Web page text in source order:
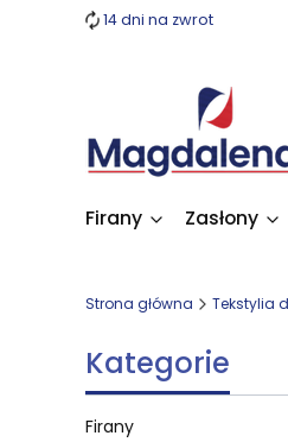
14 dni na zwrot
Firany Zasłony
Strona główna Tekstylia
Kategorie
Firany